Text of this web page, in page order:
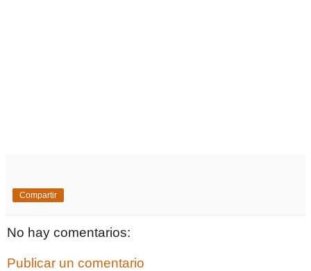
Compartir
No hay comentarios:
Publicar un comentario